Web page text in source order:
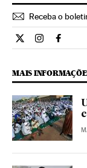
Receba o
Internacional El
MAIS